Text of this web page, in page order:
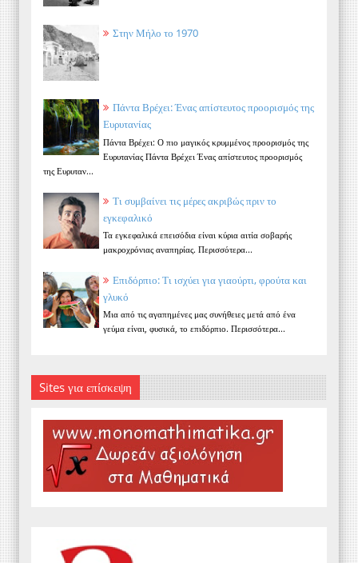
Στην Μήλο το 1970
Πάντα Βρέχει: Ένας απίστευτος προορισμός της
Ευρυτανίας
Πάντα Βρέχει: Ο πιο μαγικός κρυμμένος προορισμός της
Ευρυτανίας Πάντα Βρέχει Ένας απίστευτος προορισμός
της Ευρυταν...
Τι συμβαίνει τις μέρες ακριβώς πριν το
εγκεφαλικό
Τα εγκεφαλικά επεισόδια είναι κύρια αιτία σοβαρής
μακροχρόνιας αναπηρίας. Περισσότερα...
Επιδόρπιο: Τι ισχύει για γιαούρτι, φρούτα και
γλυκό
Μια από τις αγαπημένες μας συνήθειες μετά από ένα
γεύμα είναι, φυσικά, το επιδόρπιο. Περισσότερα...
Sites για επίσκεψη